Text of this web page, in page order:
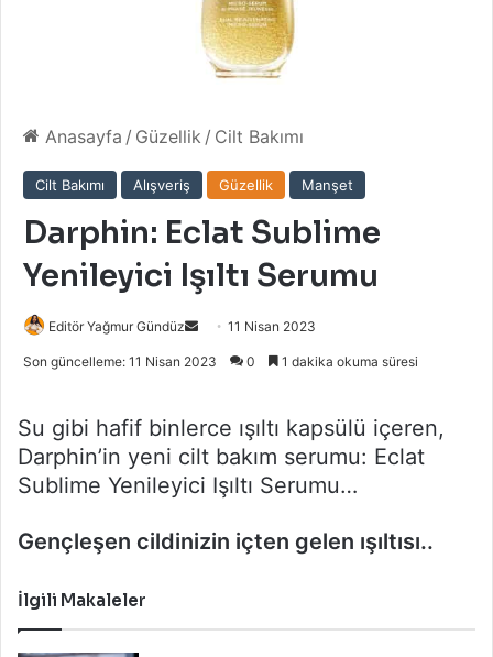
Anasayfa / Güzellik / Cilt Bakımı
Cilt Bakımı Alışveriş Güzellik Manşet
Darphin: Eclat Sublime
Yenileyici Işıltı Serumu
Editör Yağmur Gündüz
Bir
11 Nisan 2023
Son güncelleme: 11 Nisan 2023 0 1 dakika okuma süresi
Su gibi hafif binlerce ışıltı kapsülü içeren,
Darphin’in yeni cilt bakım serumu: Eclat
Sublime Yenileyici Işıltı Serumu…
Gençleşen cildinizin içten gelen ışıltısı..
İlgili Makaleler